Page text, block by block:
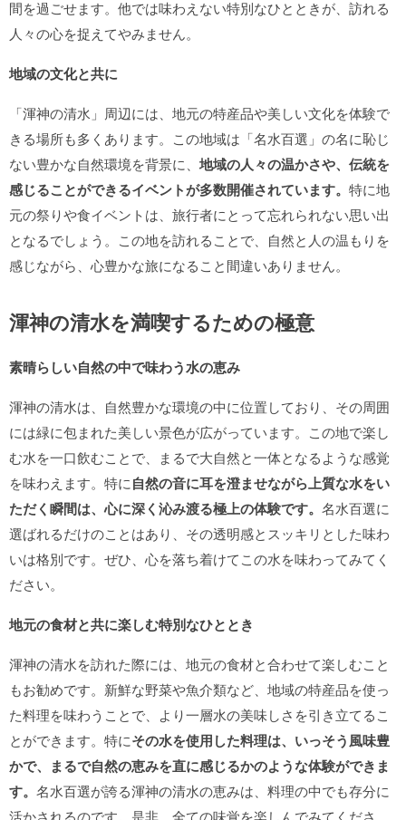
間を過ごせます。他では味わえない特別なひとときが、訪れる
人々の心を捉えてやみません。
地域の文化と共に
「渾神の清水」周辺には、地元の特産品や美しい文化を体験で
きる場所も多くあります。この地域は「名水百選」の名に恥じ
ない豊かな自然環境を背景に、 地域の人々の温かさや、伝統を
感じることができるイベントが多数開催されています。 特に地
元の祭りや食イベントは、旅行者にとって忘れられない思い出
となるでしょう。この地を訪れることで、自然と人の温もりを
感じながら、心豊かな旅になること間違いありません。
渾神の清水を満喫するための極意
素晴らしい自然の中で味わう水の恵み
渾神の清水は、自然豊かな環境の中に位置しており、その周囲
には緑に包まれた美しい景色が広がっています。この地で楽し
む水を一口飲むことで、まるで大自然と一体となるような感覚
を味わえます。特に自然の音に耳を澄ませながら上質な水をい
ただく瞬間は、心に深く沁み渡る極上の体験です。 名水百選に
選ばれるだけのことはあり、その透明感とスッキリとした味わ
いは格別です。ぜひ、心を落ち着けてこの水を味わってみてく
ださい。
地元の食材と共に楽しむ特別なひととき
渾神の清水を訪れた際には、地元の食材と合わせて楽しむこと
もお勧めです。新鮮な野菜や魚介類など、地域の特産品を使っ
た料理を味わうことで、より一層水の美味しさを引き立てるこ
とができます。特にその水を使用した料理は、いっそう風味豊
かで、まるで自然の恵みを直に感じるかのような体験ができま
す。 名水百選が誇る渾神の清水の恵みは、料理の中でも存分に
活かされるのです。是非、全ての味覚を楽しんでみてくださ